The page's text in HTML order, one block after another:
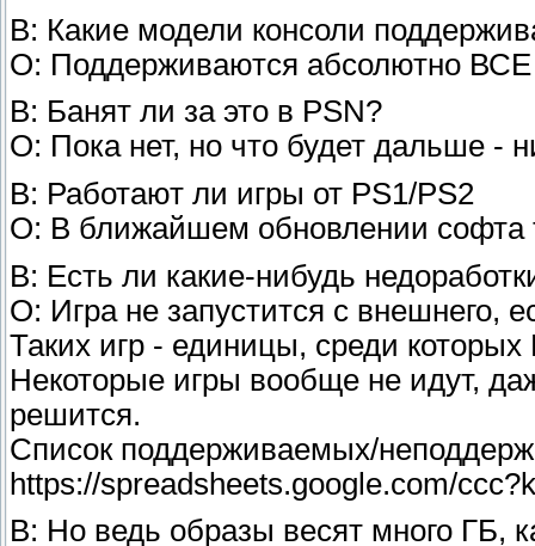
В: Какие модели консоли
О: Поддерживаются абсолютно ВСЕ
В: Банят ли за это в PSN?
О: Пока нет, но что будет дальше -
В: Работают ли игры от PS1/PS2
О: В ближайшем обновлении софта
В: Есть ли какие-нибудь
О: Игра не запустится с внешнего,
Таких игр - единицы, среди
Некоторые игры вообще не идут,
решится.
Список поддерживаемых/
https://spreadsheets.google.com/
В: Но ведь образы весят много ГБ,